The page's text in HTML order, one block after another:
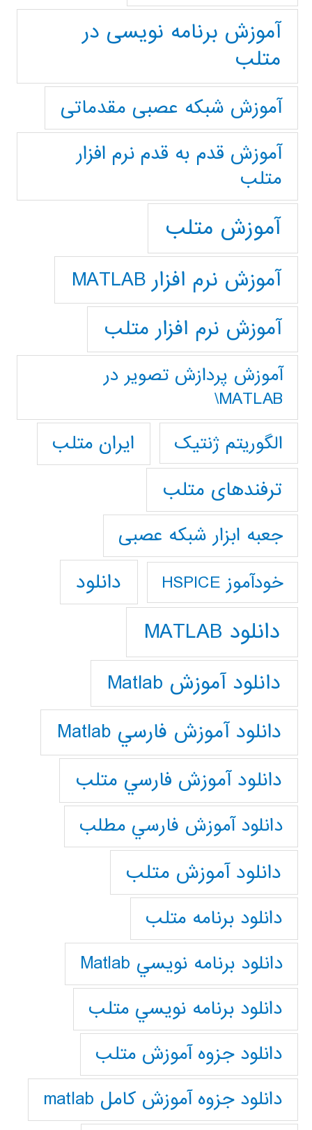
آموزش برنامه نویسی در
متلب
آموزش شبکه عصبی مقدماتی
آموزش قدم به قدم نرم افزار
متلب
آموزش متلب
آموزش نرم افزار MATLAB
آموزش نرم افزار متلب
آموزش پردازش تصوير در
MATLAB\
الگوریتم ژنتیک
ایران متلب
ترفندهای متلب
جعبه ابزار شبکه عصبی
خودآموز HSPICE دانلود
دانلود MATLAB
دانلود آموزش Matlab
دانلود آموزش فارسي Matlab
دانلود آموزش فارسي متلب
دانلود آموزش فارسي مطلب
دانلود آموزش متلب
دانلود برنامه متلب
دانلود برنامه نويسي Matlab
دانلود برنامه نويسي متلب
دانلود جزوه آموزش متلب
دانلود جزوه آموزش کامل matlab